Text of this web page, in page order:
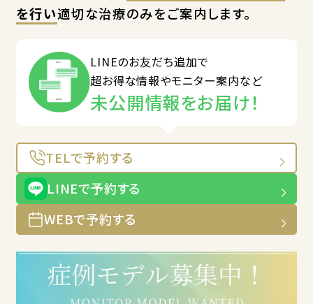
を行い適切な治療のみをご案内します。
LINEのお友だち追加で
超お得な情報やモニター案内など
未公開情報をお届け！
TELで予約する
LINEで予約する
WEBで予約する